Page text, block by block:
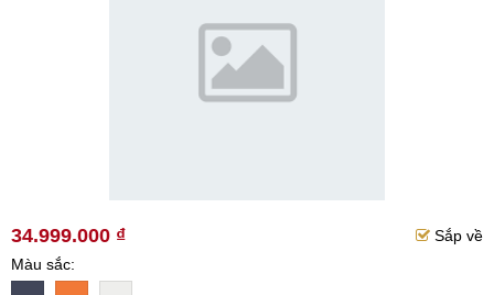
34.999.000 ₫
Sắp về
Màu sắc